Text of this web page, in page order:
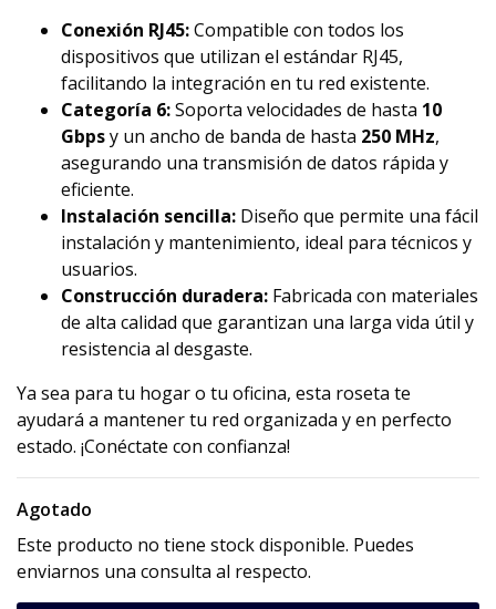
Conexión RJ45:Compatible con todos los
dispositivos que utilizan el estándar RJ45,
facilitando la integración en tu red existente.
Categoría 6:Soporta velocidades de hasta 10
Gbpsy un ancho de banda de hasta 250 MHz,
asegurando una transmisión de datos rápida y
eficiente.
Instalación sencilla: Diseño que permite una fácil
instalación y mantenimiento, ideal para técnicos y
usuarios.
Construcción duradera: Fabricada con materiales
de alta calidad que garantizan una larga vida útil y
resistencia al desgaste.
Ya sea para tu hogar o tu oficina, esta roseta te
ayudará a mantener tu red organizada y en perfecto
estado. ¡Conéctate con confianza!
Agotado
Este producto no tiene stock disponible. Puedes
enviarnos una consulta al respecto.